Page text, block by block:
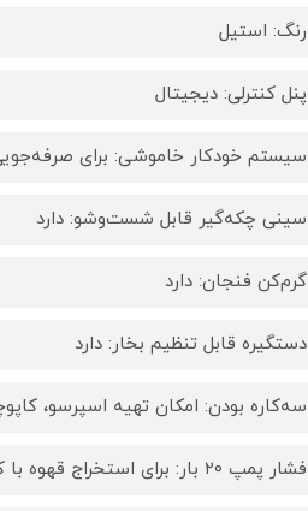
رنگ: استیل
پنل کنترلی: دیجیتال
سیستم خودکار خاموشی: برای
سینی چکه‌گیر قابل شست‌وشو: دارد
گرم‌کن فنجان: دارد
دستگیره قابل تنظیم بخار: دارد
سه‌کاره بودن: امکان تهیه اسپرسو،
فشار پمپ ۲۰ بار: برای استخراج قهوه با کیفیت بالا